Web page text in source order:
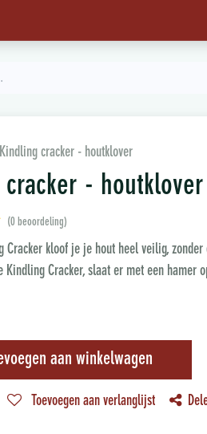
Kindling cracker - houtklover
cracker - houtklover
(0 beoordeling)
Cracker kloof je je hout heel veilig,
Kindling Cracker, slaat er met een hamer
aan winkelwagen
Toevoegen aan verlanglijst